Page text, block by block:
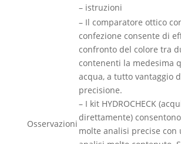
– istruzioni
Osservazioni
– Il comparatore ottico
confezione consente di
confronto del colore tra
contenenti la medesima
acqua, a tutto vantaggio
precisione.
– I kit HYDROCHECK
direttamente)
molte analisi precise con